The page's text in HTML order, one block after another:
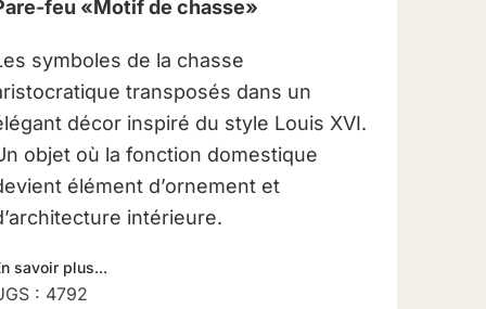
feu «Motif de chasse»
symboles de la chasse
transposés dans un
décor inspiré du style Louis XVI.
objet où la fonction domestique
élément d’ornement et
intérieure.
savoir plus...
: 4792